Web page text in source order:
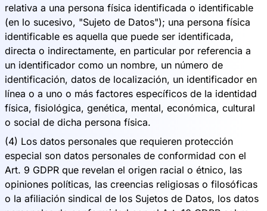
relativa a una persona física identificada o identificable
(en lo sucesivo, "Sujeto de Datos"); una persona física
identificable es aquella que puede ser identificada,
directa o indirectamente, en particular por referencia a
un identificador como un nombre, un número de
identificación, datos de localización, un identificador en
línea o a uno o más factores específicos de la identidad
física, fisiológica, genética, mental, económica, cultural
o social de dicha persona física.
(4) Los datos personales que requieren protección
especial son datos personales de conformidad con el
Art. 9 GDPR que revelan el origen racial o étnico, las
opiniones políticas, las creencias religiosas o filosóficas
o la afiliación sindical de los Sujetos de Datos, los datos